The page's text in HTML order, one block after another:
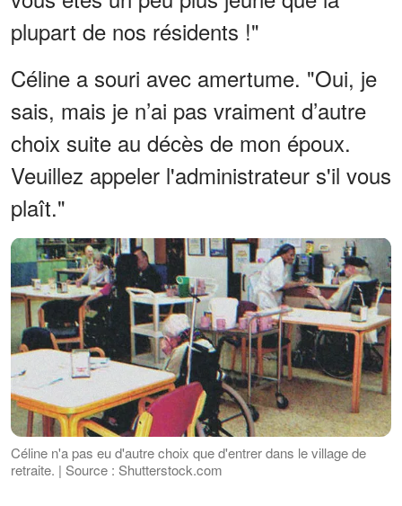
plupart de nos résidents !"
Céline a souri avec amertume. "Oui, je
sais, mais je n’ai pas vraiment d’autre
choix suite au décès de mon époux.
Veuillez appeler l'administrateur s'il vous
plaît."
Céline n'a pas eu d'autre choix que d'entrer dans le village de
retraite. | Source : Shutterstock.com